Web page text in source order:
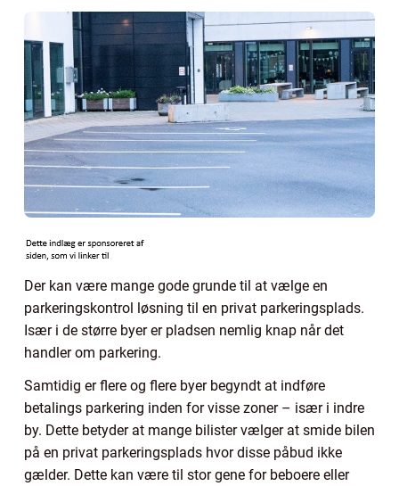
Der kan være mange gode grunde til at vælge en
parkeringskontrol løsning til en privat parkeringsplads.
Især i de større byer er pladsen nemlig knap når det
handler om parkering.
Samtidig er flere og flere byer begyndt at indføre
betalings parkering inden for visse zoner – især i indre
by. Dette betyder at mange bilister vælger at smide bilen
på en privat parkeringsplads hvor disse påbud ikke
gælder. Dette kan være til stor gene for beboere eller